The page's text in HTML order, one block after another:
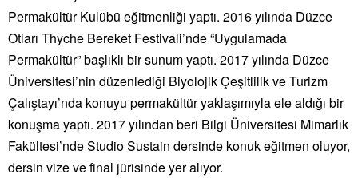
Permakültür Kulübü eğitmenliği yaptı. 2016 yılında Düzce
Otları Thyche Bereket Festivali’nde “Uygulamada
Permakültür” başlıklı bir sunum yaptı. 2017 yılında Düzce
Üniversitesi’nin düzenlediği Biyolojik Çeşitlilik ve Turizm
Çalıştayı’nda konuyu permakültür yaklaşımıyla ele aldığı bir
konuşma yaptı. 2017 yılından beri Bilgi Üniversitesi Mimarlık
Fakültesi’nde Studio Sustain dersinde konuk eğitmen oluyor,
dersin vize ve final jürisinde yer alıyor.